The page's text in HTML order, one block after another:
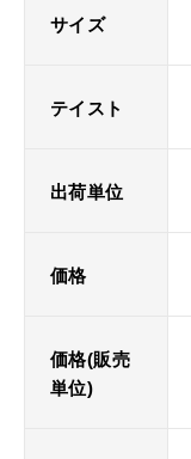
サイズ
テイスト
出荷単位
価格
価格(販売
単位)